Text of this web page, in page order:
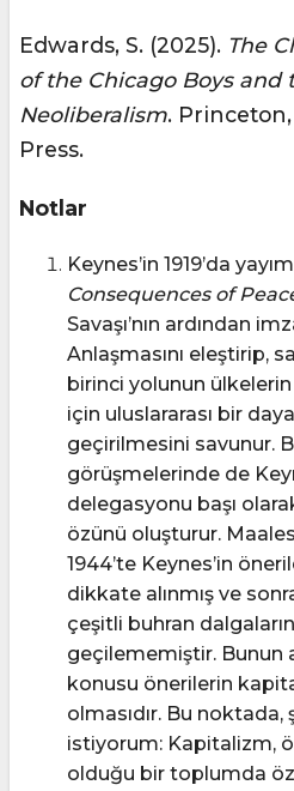
Edwards, S. (2025). The
of the Chicago Boys and
Neoliberalism.
Press.
Notlar
Keynes’in 1919’da
Consequences of
Savaşı’nın ardından
Anlaşmasını eleştirip,
birinci yolunun
için uluslararası bir
geçirilmesini savunur.
görüşmelerinde de
delegasyonu başı
özünü oluşturur.
1944’te Keynes’in
dikkate alınmış ve
çeşitli buhran
geçilememiştir. Bunun
konusu önerilerin
olmasıdır. Bu
istiyorum: Kapitalizm,
olduğu bir toplumda